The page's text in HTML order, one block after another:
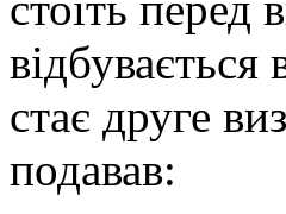
стає друге
подавав: